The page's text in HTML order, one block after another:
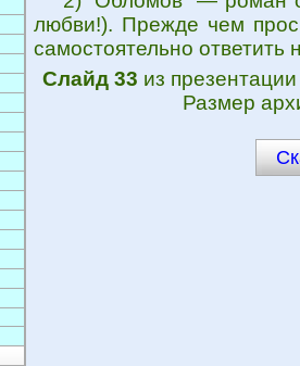
любви!). Прежде чем
самостоятельно ответить
Слайд 33 из
Размер